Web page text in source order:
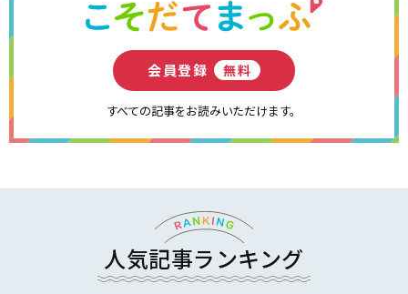
会員登録 無料
すべての記事をお読みいただけます。
人気記事ランキング